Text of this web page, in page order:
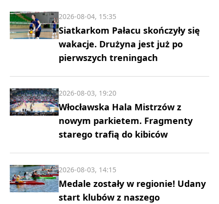
Siatkarkom Pałacu skończyły się
wakacje. Drużyna jest już po
pierwszych treningach
2026-08-04, 15:35
Włocławska Hala Mistrzów z
nowym parkietem. Fragmenty
starego trafią do kibiców
2026-08-03, 19:20
Medale zostały w regionie! Udany
start klubów z naszego
2026-08-03, 14:15